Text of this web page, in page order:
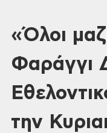
«Όλοι
Φαράγγι
την